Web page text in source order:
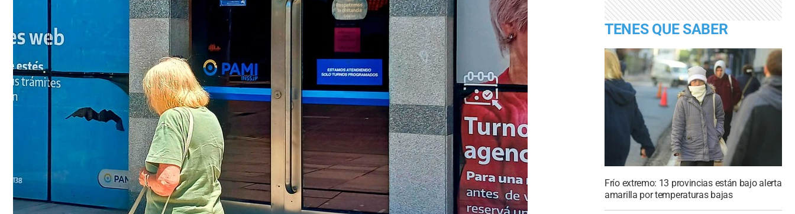
TENES QUE SABER
Frío extremo: 13 provincias están bajo alerta
amarilla por temperaturas bajas